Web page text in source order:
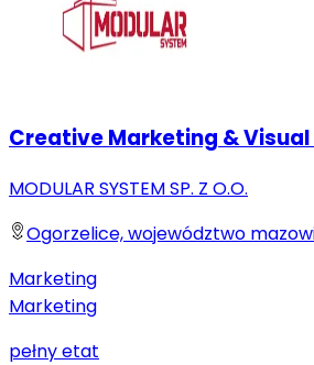
Creative Marketing &
MODULAR SYSTEM SP. Z O.O.
Ogorzelice, województwo
Marketing
Marketing
pełny etat